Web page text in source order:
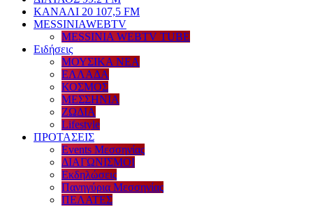
ΚΑΝΑΛΙ 20 107,5 FM
MESSINIAWEBTV
MESSINIA WEBTV TUBE
Eιδήσεις
ΜΟΥΣΙΚΑ ΝΕΑ
ΕΛΛΑΔΑ
ΚΟΣΜΟΣ
ΜΕΣΣΗΝΙΑ
ΖΩΔΙΑ
Lifestyle
ΠΡΟΤΑΣΕΙΣ
Events Μεσσηνίας
ΔΙΑΓΩΝΙΣΜΟΙ
Εκδηλώσεις
Πανηγύρια Μεσσηνίας
ΠΕΛΑΤΕΣ